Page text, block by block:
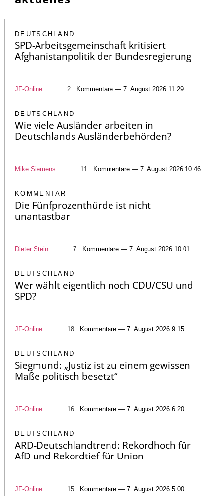
DEUTSCHLAND
SPD-Arbeitsgemeinschaft kritisiert
Afghanistanpolitik der Bundesregierung
JF-Online 2 Kommentare — 7. August 2026 11:29
DEUTSCHLAND
Wie viele Ausländer arbeiten in
Deutschlands Ausländerbehörden?
Mike Siemens 11 Kommentare — 7. August 2026 10:46
KOMMENTAR
Die Fünfprozenthürde ist nicht
unantastbar
Dieter Stein 7 Kommentare — 7. August 2026 10:01
DEUTSCHLAND
Wer wählt eigentlich noch CDU/CSU und
SPD?
JF-Online 18 Kommentare — 7. August 2026 9:15
DEUTSCHLAND
Siegmund: „Justiz ist zu einem gewissen
Maße politisch besetzt“
JF-Online 16 Kommentare — 7. August 2026 6:20
DEUTSCHLAND
ARD-Deutschlandtrend: Rekordhoch für
AfD und Rekordtief für Union
JF-Online 15 Kommentare — 7. August 2026 5:00